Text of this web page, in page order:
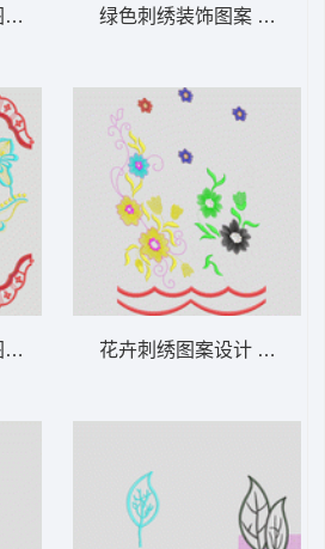
家纺 窗帘 装饰
家纺 窗帘 装饰
绿色刺绣装饰图案 家纺 窗
花卉刺绣图案设计 家纺 窗